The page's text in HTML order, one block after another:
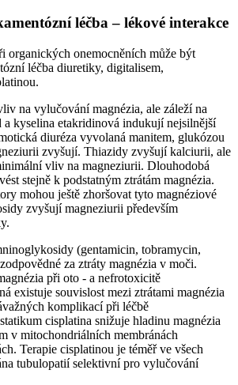
léčba –⁠ lékové interakce
organických onemocněních může být
léčba diuretiky, digitalisem,
na vylučování magnézia, ale záleží na
a kyselina etakridinová indukují nejsilnější
diuréza vyvolaná manitem, glukózou
zvyšují. Thiazidy zvyšují kalciurii, ale
vliv na magneziurii. Dlouhodobá
stejně k podstatným ztrátám magnézia.
mohou ještě zhoršovat tyto magnéziové
zvyšují magneziurii především
(gentamicin, tobramycin,
za ztráty magnézia v moči.
při oto -⁠ a nefrotoxicitě
existuje souvislost mezi ztrátami magnézia
komplikací při léčbě
cisplatina snižuje hladinu magnézia
v mitochondriálních membránách
Terapie cisplatinou je téměř ve všech
tubulopatií selektivní pro vylučování